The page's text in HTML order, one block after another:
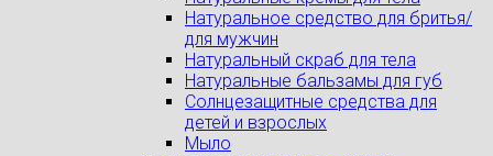
Натуральное средство для бритья/
для мужчин
Натуральный скраб для тела
Натуральные бальзамы для губ
Солнцезащитные средства для
детей и взрослых
Мыло